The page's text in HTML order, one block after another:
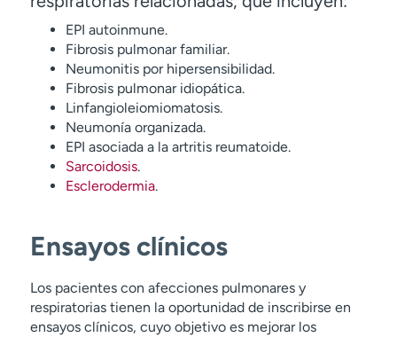
EPI autoinmune.
Fibrosis pulmonar familiar.
Neumonitis por hipersensibilidad.
Fibrosis pulmonar idiopática.
Linfangioleiomiomatosis.
Neumonía organizada.
EPI asociada a la artritis reumatoide.
Sarcoidosis.
Esclerodermia.
Ensayos clínicos
Los pacientes con afecciones pulmonares y
respiratorias tienen la oportunidad de inscribirse en
ensayos clínicos, cuyo objetivo es mejorar los